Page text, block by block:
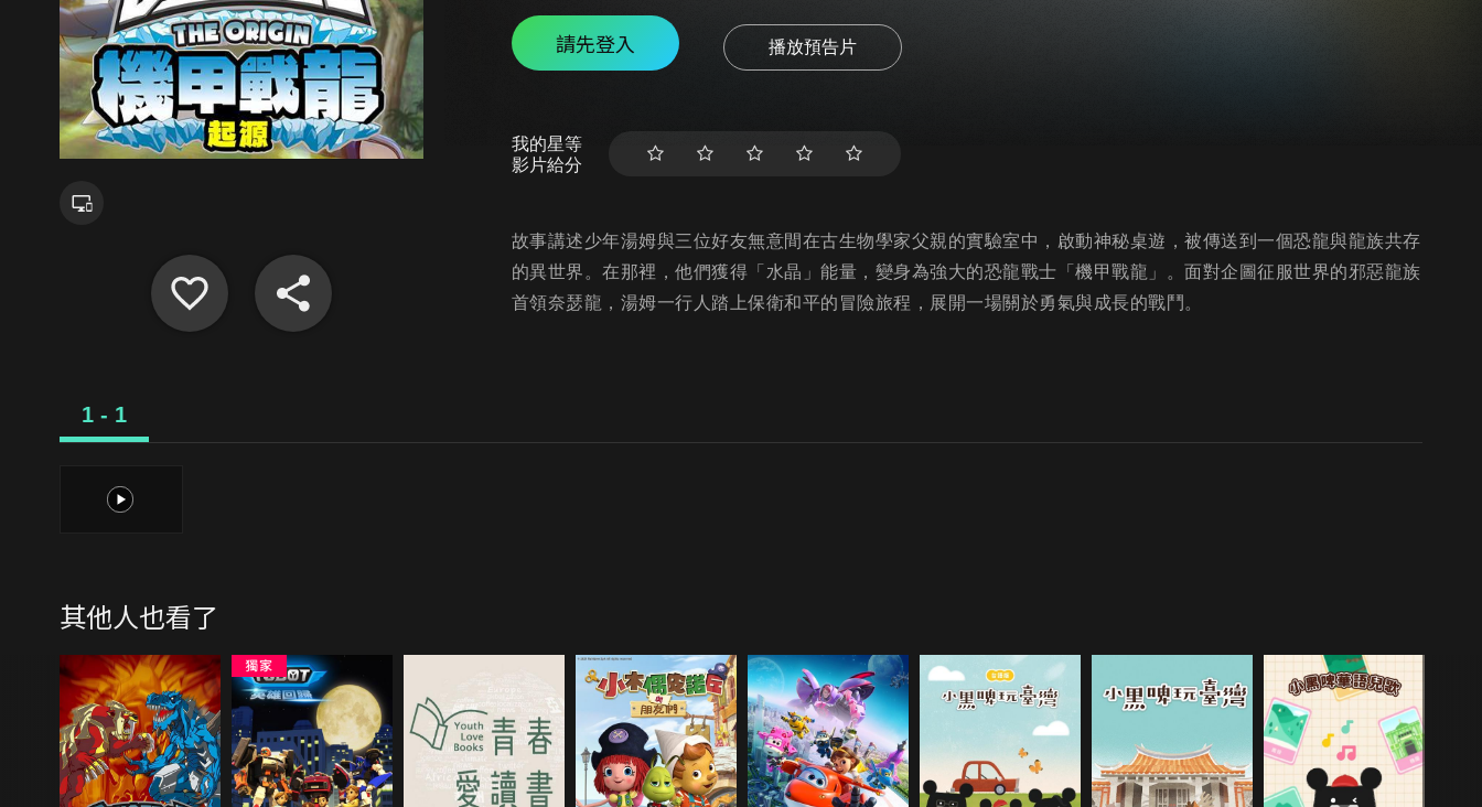
請先登入 播放預告片
我的星等
影片給分
故事講述少年湯姆與三位好友無意間在古生物學家父親的實驗室中，啟動神秘桌遊，被傳送到一個恐龍與龍族共存
的異世界。在那裡，他們獲得「水晶」能量，變身為強大的恐龍戰士「機甲戰龍」。面對企圖征服世界的邪惡龍族
首領奈瑟龍，湯姆一行人踏上保衛和平的冒險旅程，展開一場關於勇氣與成長的戰鬥。
1 - 1
1
其他人也看了